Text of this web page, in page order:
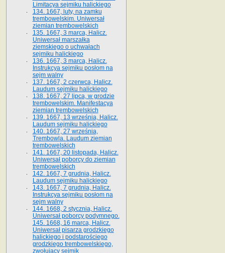
Limitacya sejmiku halickiego
134. 1667, luty, na zamku
trembowelskim. Uniwersał
ziemian trembowelskich
135. 1667, 3 marca, Halicz.
Uniwersał marszałka
ziemskiego o uchwałach
sejmiku halickiego
136. 1667, 3 marca, Halicz.
Instrukcya sejmiku posłom na
sejm walny
137. 1667, 2 czerwca, Halicz.
Laudum sejmiku halickiego
138. 1667, 27 lipca, w grodzie
trembowelskim. Manifestacya
ziemian trembowelskich
139. 1667, 13 września, Halicz.
Laudum sejmiku halickiego
140. 1667, 27 września,
Trembowla. Laudum ziemian
trembowelskich
141. 1667, 20 listopada, Halicz.
Uniwersał poborcy do ziemian
trembowelskich
142. 1667, 7 grudnia, Halicz.
Laudum sejmiku halickiego
143. 1667, 7 grudnia, Halicz.
Instrukcya sejmiku posłom na
sejm walny
144. 1668, 2 stycznia, Halicz.
Uniwersał poborcy podymnego.
145. 1668, 16 marca, Halicz.
Uniwersał pisarza grodzkiego
halickiego i podstarościego
grodzkiego trembowelskiego,
zwołujący sejmik